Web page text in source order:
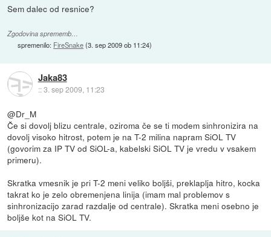
Sem dalec od resnice?
Zgodovina sprememb…
spremenilo: FireSnake(3. sep 2009 ob 11:24)
Jaka83
::3. sep 2009, 11:23
@Dr_M
Če si dovolj blizu centrale, oziroma če se ti modem sinhronizira na
dovolj visoko hitrost, potem je na T-2 milina napram SiOL TV
(govorim za IP TV od SiOL-a, kabelski SiOL TV je vredu v vsakem
primeru).
Skratka vmesnik je pri T-2 meni veliko boljši, preklaplja hitro, kocka
takrat ko je zelo obremenjena linija (imam mal problemov s
sinhronizacijo zarad razdalje od centrale). Skratka meni osebno je
boljše kot na SiOL TV.